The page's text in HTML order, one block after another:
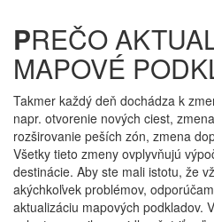
PREČO
MAPOVÉ
Takmer každý deň dochádza k
napr. otvorenie nových ciest,
rozširovanie peších zón, zmena
Všetky tieto zmeny ovplyvňujú
destinácie. Aby ste mali istotu, že
akýchkoľvek problémov,
aktualizáciu mapových podkladov.